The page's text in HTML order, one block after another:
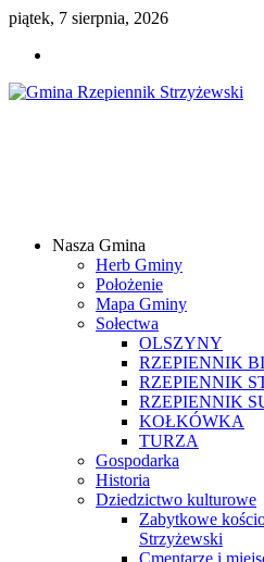
piątek, 7 sierpnia, 2026
Samorządowy
Internetowy
Nasza Gmina
Herb Gminy
Położenie
Mapa Gminy
Sołectwa
OLSZYNY
RZEPIENNIK
RZEPIENNIK
RZEPIENNIK
KOŁKÓWKA
TURZA
Gospodarka
Historia
Dziedzictwo kulturowe
Zabytkowe
Strzyżewski